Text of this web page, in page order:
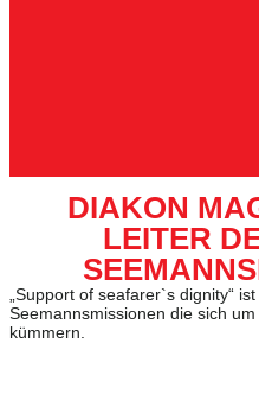
DIAKON
LEITER
„Support of seafarer`s dignity“
Seemannsmissionen die sich
kümmern.